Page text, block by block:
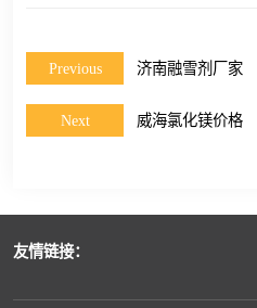
Previous 济南融雪剂厂家
Next 威海氯化镁价格
友情链接：